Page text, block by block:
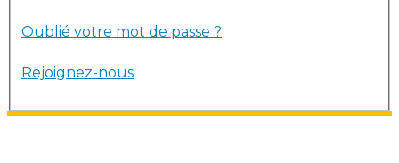
Oublié votre mot de passe ?
Rejoignez-nous